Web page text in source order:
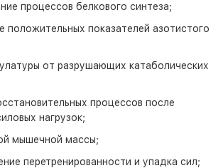
процессов белкового синтеза;
положительных показателей азотистого
от разрушающих катаболических
процессов после
нагрузок;
мышечной массы;
перетренированности и упадка сил;